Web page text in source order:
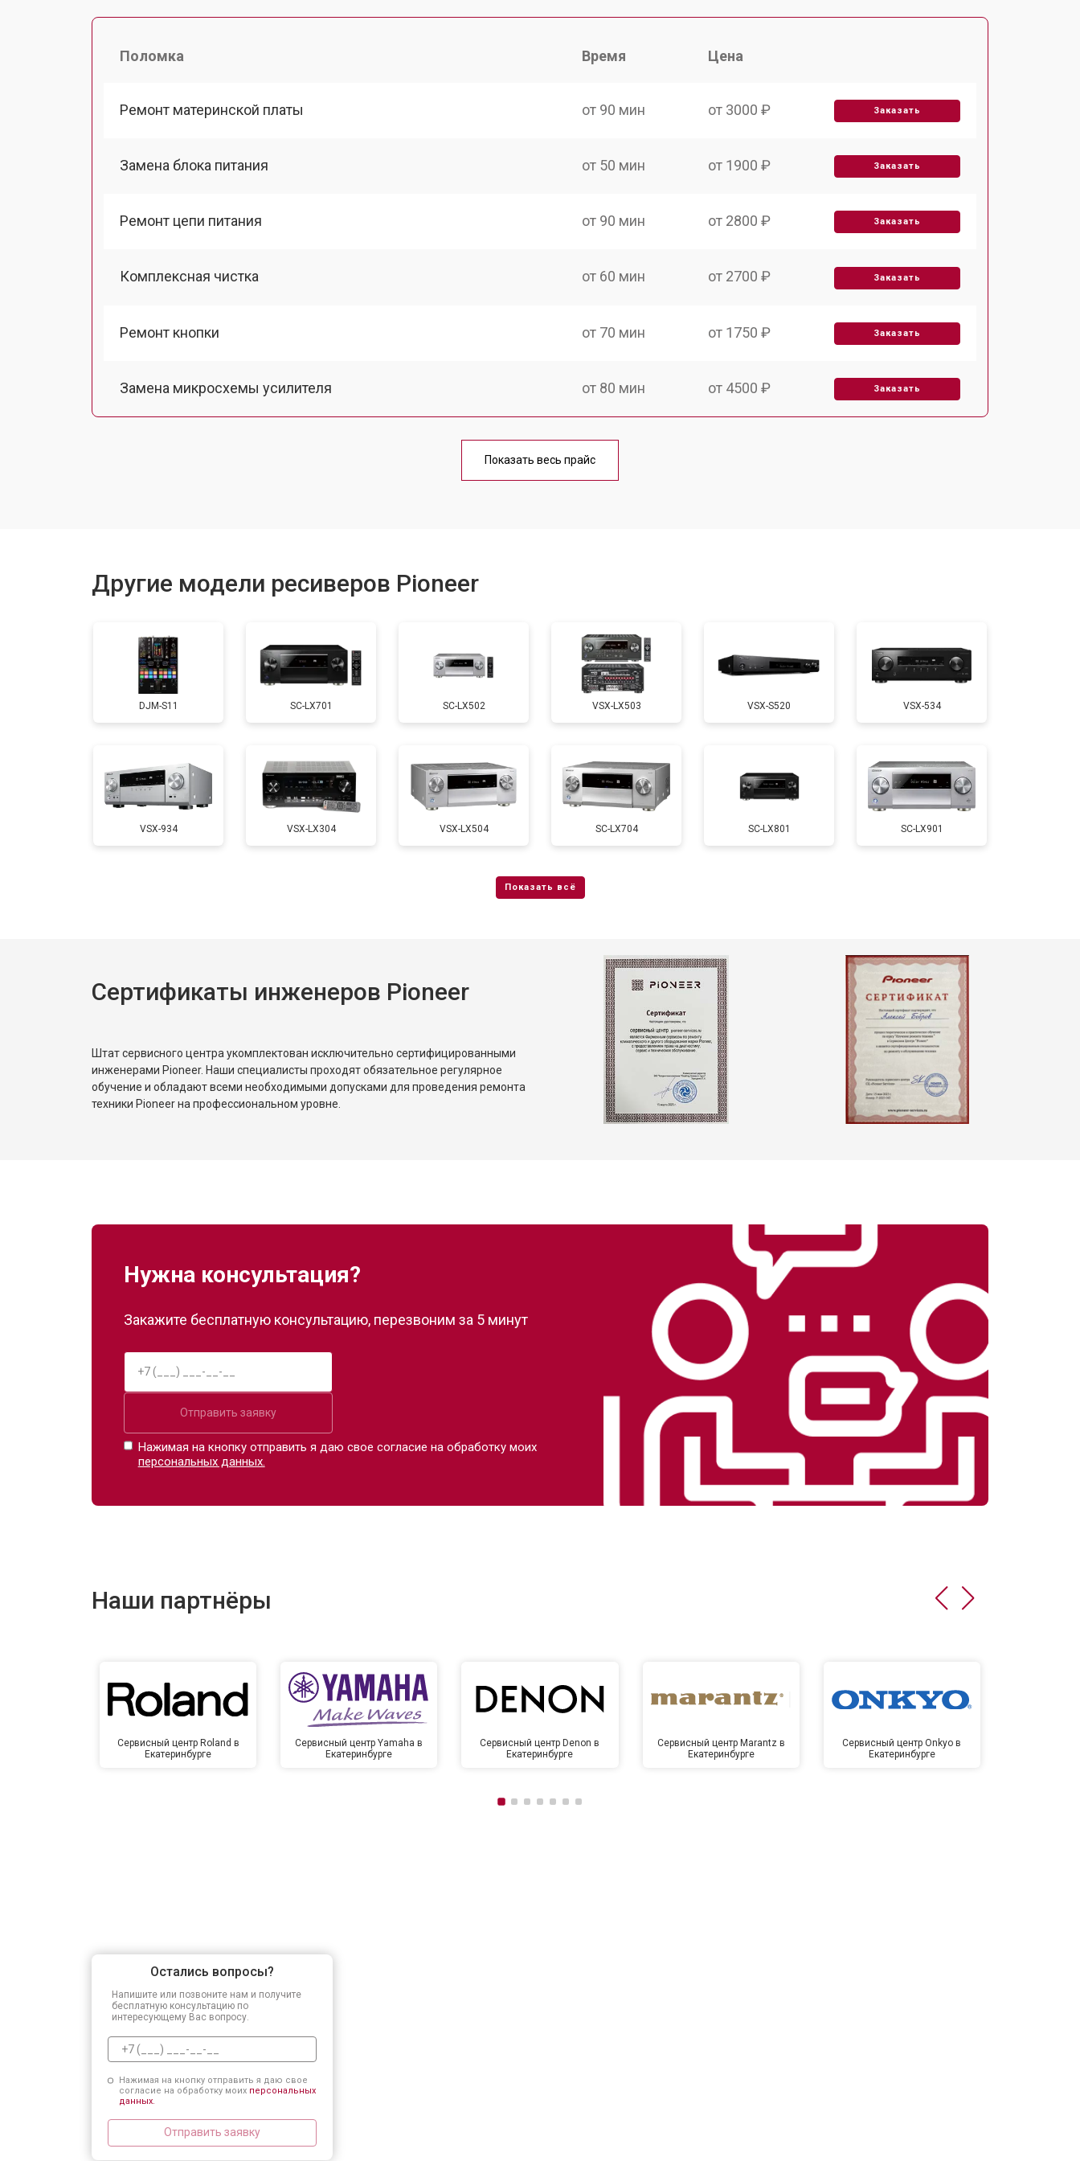
Поломка Время Цена
Ремонт материнской платы от 90 мин от 3000 ₽ Заказать
Замена блока питания от 50 мин от 1900 ₽ Заказать
Ремонт цепи питания от 90 мин от 2800 ₽ Заказать
Комплексная чистка от 60 мин от 2700 ₽ Заказать
Ремонт кнопки от 70 мин от 1750 ₽ Заказать
Замена микросхемы усилителя от 80 мин от 4500 ₽ Заказать
от 100 мин
Показать весь прайс
Другие модели ресиверов Pioneer
DJM-S11 SC-LX701 SC-LX502 VSX-LX503 VSX-S520 VSX-534
VSX-934 VSX-LX304 VSX-LX504 SC-LX704 SC-LX801 SC-LX901
Сертификаты инженеров Pioneer
Штат сервисного центра укомплектован исключительно сертифицированными
инженерами Pioneer. Наши специалисты проходят обязательное регулярное
обучение и обладают всеми необходимыми допусками для проведения ремонта
техники Pioneer на профессиональном уровне.
Нужна консультация?
Закажите бесплатную консультацию, перезвоним за 5 минут
Отправить заявку
Нажимая на кнопку отправить я даю свое согласие на обработку моих
персональных данных.
Наши партнёры
Сервисный центр Roland в
Екатеринбурге
Сервисный центр Yamaha в
Екатеринбурге
Сервисный центр Denon в
Екатеринбурге
Сервисный центр Marantz в
Екатеринбурге
Сервисный центр Onkyo в
Екатеринбурге
Остались вопросы?
Напишите или позвоните нам и получите
бесплатную консультацию по
интересующему Вас вопросу.
Нажимая на кнопку отправить я даю свое
согласие на обработку моих персональных
данных.
Отправить заявку